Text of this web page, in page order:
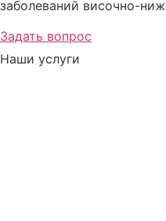
заболеваний височно-
Задать вопрос
Наши услуги